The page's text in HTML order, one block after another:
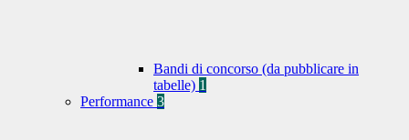
Bandi di concorso (da pubblicare in
tabelle) 1
Performance 3